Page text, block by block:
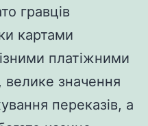
гравців
картами
платіжними
велике значення
переказів, а